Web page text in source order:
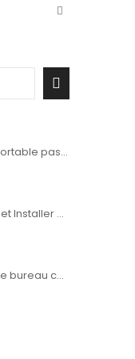
Ordinateur portable pas cher et puissant – Dell, HP, Lenovo
Télécharger et Installer Windows 11 - Guide Complet
Ordinateur de bureau complet HP, Dell ou Lenovo pas cher